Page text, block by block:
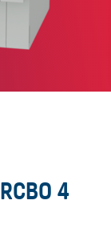
4